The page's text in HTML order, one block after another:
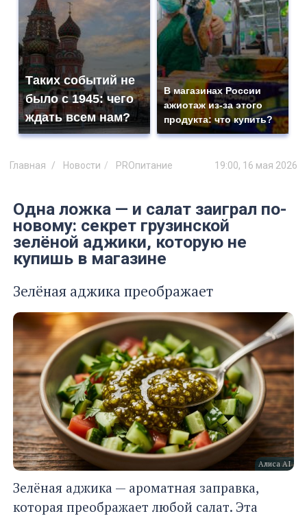
Таких событий не
было с 1945: чего
ждать всем нам?
В магазинах России
ажиотаж из-за этого
продукта: что купить?
Главная Новости PROпитание 19:00, 16 мая 2026
Одна ложка — и салат заиграл по-
новому: секрет грузинской
зелёной аджики, которую не
купишь в магазине
Зелёная аджика преображает
Алиса AI
Зелёная аджика — ароматная заправка,
которая преображает любой салат. Эта